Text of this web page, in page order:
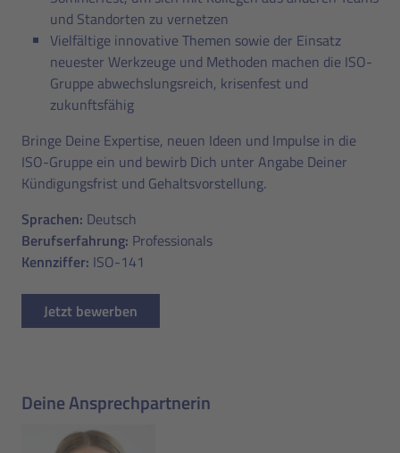
und Standorten zu vernetzen
Vielfältige innovative Themen sowie der Einsatz
neuester Werkzeuge und Methoden machen die ISO-
Gruppe abwechslungsreich, krisenfest und
zukunftsfähig
Bringe Deine Expertise, neuen Ideen und Impulse in die
ISO-Gruppe ein und bewirb Dich unter Angabe Deiner
Kündigungsfrist und Gehaltsvorstellung.
Sprachen: Deutsch
Berufserfahrung: Professionals
Kennziffer: ISO-141
Jetzt bewerben
Deine Ansprechpartnerin